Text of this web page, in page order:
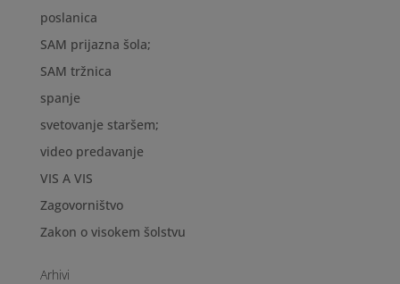
poslanica
SAM prijazna šola;
SAM tržnica
spanje
svetovanje staršem;
video predavanje
VIS A VIS
Zagovorništvo
Zakon o visokem šolstvu
Arhivi